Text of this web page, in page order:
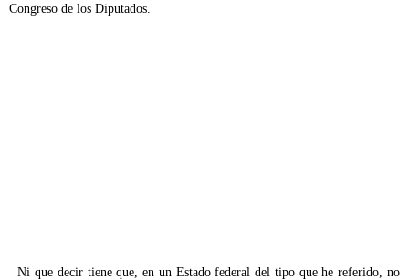
Congreso de los Diputados.
Ni que decir tiene que, en un Estado federal del tipo que he referido, no